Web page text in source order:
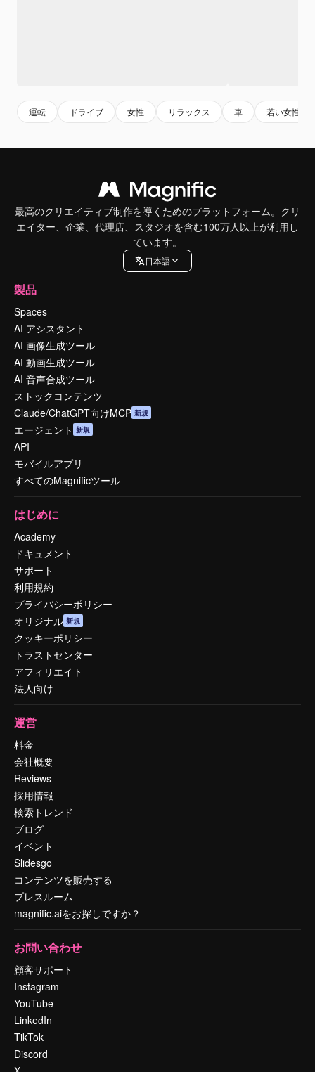
運転 ドライブ 女性 リラックス 車 若い女性
最高のクリエイティブ制作を導くためのプラットフォーム。クリ
エイター、企業、代理店、スタジオを含む100万人以上が利用し
ています。
日本語
製品
Spaces
AI アシスタント
AI 画像生成ツール
AI 動画生成ツール
AI 音声合成ツール
ストックコンテンツ
Claude/ChatGPT向けMCP 新規
エージェント 新規
API
モバイルアプリ
すべてのMagnificツール
はじめに
Academy
ドキュメント
サポート
利用規約
プライバシーポリシー
オリジナル 新規
クッキーポリシー
トラストセンター
アフィリエイト
法人向け
運営
料金
会社概要
Reviews
採用情報
検索トレンド
ブログ
イベント
Slidesgo
コンテンツを販売する
プレスルーム
magnific.aiをお探しですか？
お問い合わせ
顧客サポート
Instagram
YouTube
LinkedIn
TikTok
Discord